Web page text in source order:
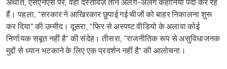
अर्थात, एसएनएस पर, वही दस्तावेज़ तीन अलग-अलग कहानियां पैदा कर रहे
हैं। पहला, "सरकार ने आखिरकार छुपाई गई चीजों को बाहर निकालना शुरू
कर दिया" की उम्मीद। दूसरा, "फिर से अस्पष्ट वीडियो के अलावा कोई
निर्णायक सबूत नहीं है" की संदेह। तीसरा, "राजनीतिक रूप से असुविधाजनक
मुद्दों से ध्यान भटकाने के लिए एक प्रदर्शन नहीं है" की आलोचना।